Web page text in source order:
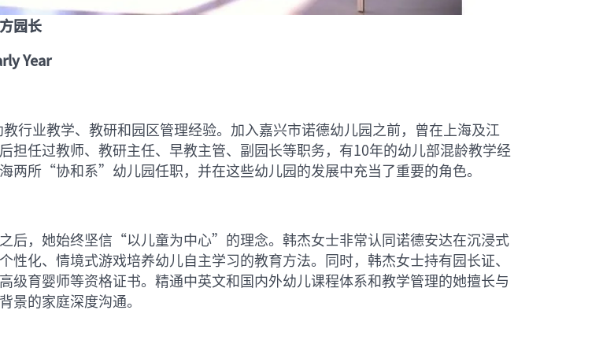
园长
Year
行业教学、教研和园区管理经验。加入嘉兴市诺德幼儿园之前，曾在上海及江
担任过教师、教研主任、早教主管、副园长等职务，有10年的幼儿部混龄教学经
两所“协和系”幼儿园任职，并在这些幼儿园的发展中充当了重要的角色。
后，她始终坚信“以儿童为中心”的理念。韩杰女士非常认同诺德安达在沉浸式
性化、情境式游戏培养幼儿自主学习的教育方法。同时，韩杰女士持有园长证、
级育婴师等资格证书。精通中英文和国内外幼儿课程体系和教学管理的她擅长与
景的家庭深度沟通。